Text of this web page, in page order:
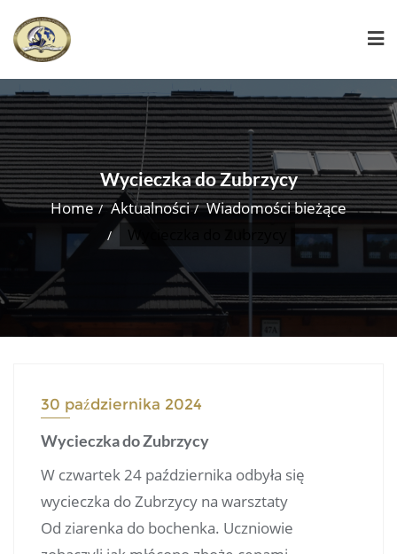
content
Wycieczka do Zubrzycy
Home Aktualności
Wiadomości bieżące
Wycieczka do Zubrzycy
30 października 2024
Wycieczka do Zubrzycy
W czwartek 24 października odbyła się
wycieczka do Zubrzycy na warsztaty
Od ziarenka do bochenka. Uczniowie